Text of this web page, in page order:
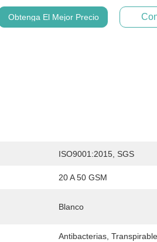
Obtenga El Mejor Precio
ISO9001:2015, SGS
20 A 50 GSM
Blanco
Antibacterias,